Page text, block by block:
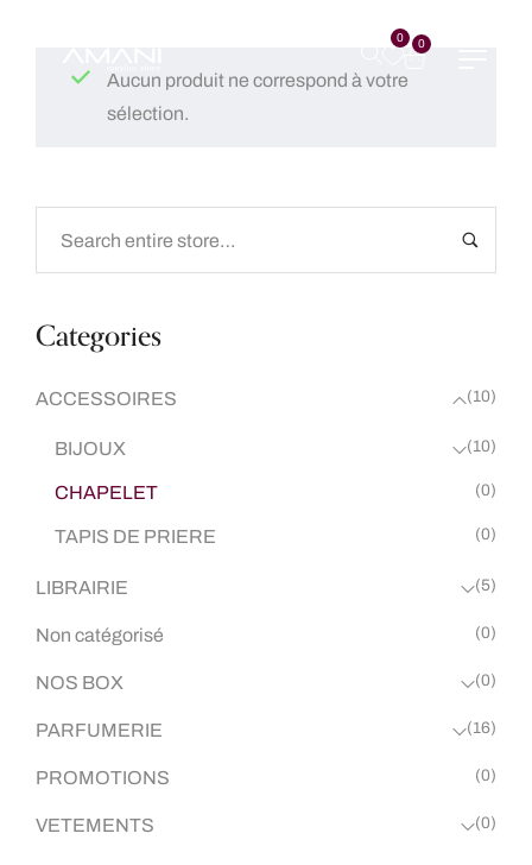
0 0
Categories
ACCESSOIRES (10)
BIJOUX (10)
CHAPELET (0)
TAPIS DE PRIERE (0)
LIBRAIRIE (5)
Non catégorisé (0)
NOS BOX (0)
PARFUMERIE (16)
PROMOTIONS (0)
VETEMENTS (0)
Aucun produit ne correspond à votre
sélection.